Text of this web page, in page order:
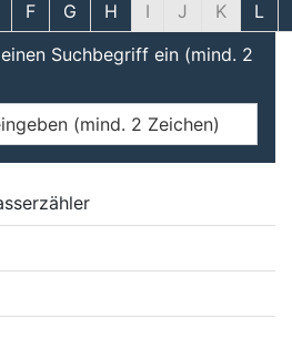
F G H I J K
L
Suchbegriff ein (mind. 2